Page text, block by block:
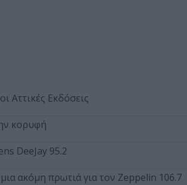
Αττικές Εκδόσεις
κορυφή
DeeJay 95.2
ακόμη πρωτιά για τον Zeppelin 106.7